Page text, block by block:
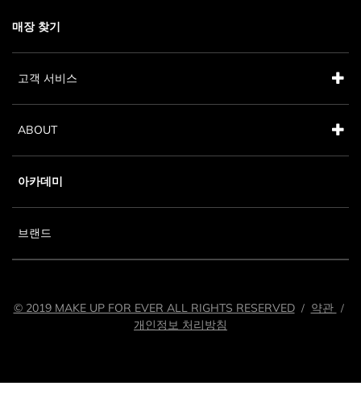
매장 찾기
고객 서비스
ABOUT
아카데미
브랜드
© 2019 MAKE UP FOR EVER ALL RIGHTS RESERVED / 약관 /
개인정보 처리방침